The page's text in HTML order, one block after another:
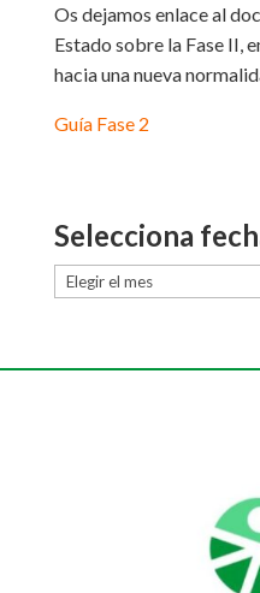
Os dejamos enlace al
Estado sobre la Fase II,
hacia una nueva
Guía Fase 2
Selecciona
Selecciona